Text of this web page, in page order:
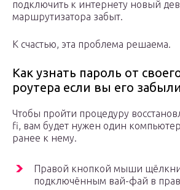
подключить к интернету новый
маршрутизатора забыт.
К счастью, эта проблема решаема.
Как узнать пароль от
роутера если вы его
Чтобы пройти процедуру
fi, вам будет нужен один
ранее к нему.
Правой кнопкой мыши
подключённым вай-фай в